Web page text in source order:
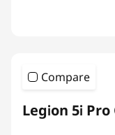
Compare
Legion 5i